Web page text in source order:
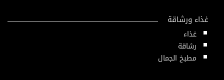
غذاء ورشاقة
غذاء
رشاقة
مطبخ الجمال